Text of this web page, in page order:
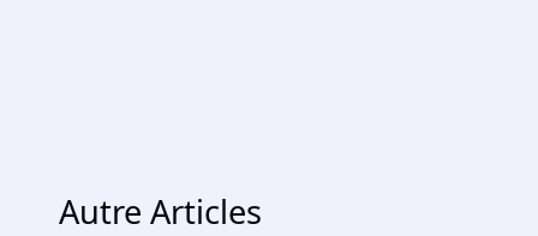
Autre Articles